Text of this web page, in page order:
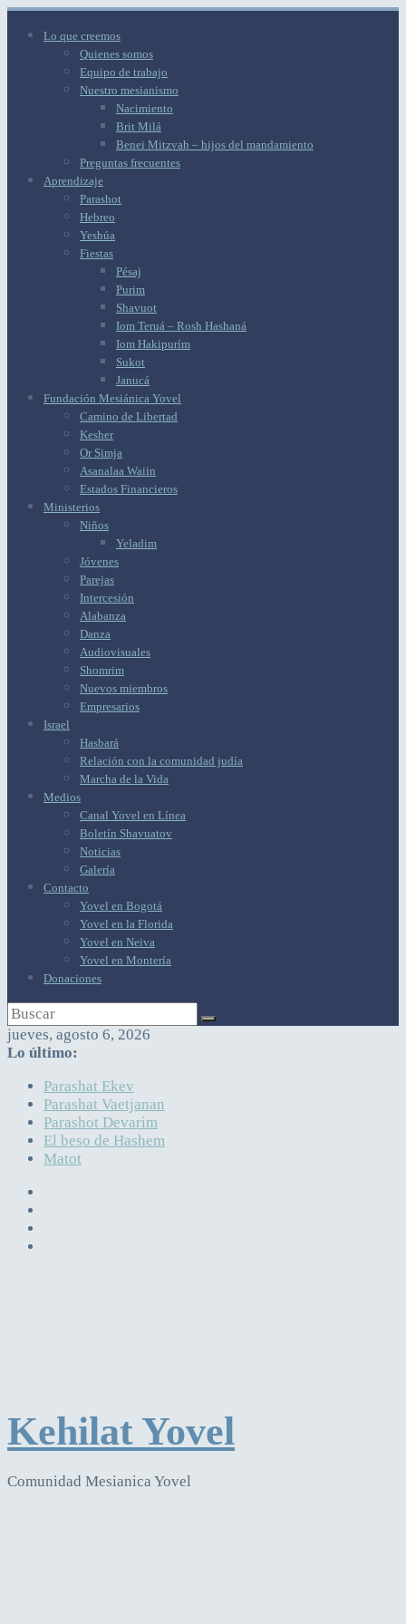
Lo que creemos
Quienes somos
Equipo de trabajo
Nuestro mesianismo
Nacimiento
Brit Milá
Benei Mitzvah – hijos del mandamiento
Preguntas frecuentes
Aprendizaje
Parashot
Hebreo
Yeshúa
Fiestas
Pésaj
Purim
Shavuot
Iom Teruá – Rosh Hashaná
Iom Hakipurím
Sukot
Janucá
Fundación Mesiánica Yovel
Camino de Libertad
Kesher
Or Simja
Asanalaa Waiin
Estados Financieros
Ministerios
Niños
Yeladim
Jóvenes
Parejas
Intercesión
Alabanza
Danza
Audiovisuales
Shomrim
Nuevos miembros
Empresarios
Israel
Hasbará
Relación con la comunidad judía
Marcha de la Vida
Medios
Canal Yovel en Línea
Boletín Shavuatov
Noticias
Galería
Contacto
Yovel en Bogotá
Yovel en la Florida
Yovel en Neiva
Yovel en Montería
Donaciones
jueves, agosto 6, 2026
Lo último:
Parashat Ekev
Parashat Vaetjanan
Parashot Devarim
El beso de Hashem
Matot
Kehilat Yovel
Comunidad Mesianica Yovel